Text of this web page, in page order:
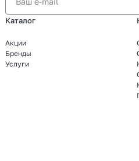
Каталог
Акции
Бренды
Услуги